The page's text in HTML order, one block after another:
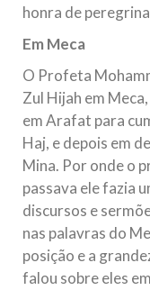
honra de
Em Meca
O Profeta
Zul Hijah em
em Arafat para
Haj, e depois em
Mina. Por onde o
passava ele fazia
discursos e
nas palavras do
posição e a
falou sobre eles